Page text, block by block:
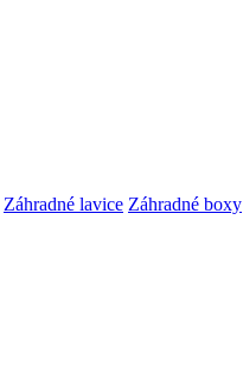
Záhradné lavice Záhradné boxy